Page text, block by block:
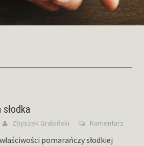
słodka
Zbyszek Grabiński Komentarz
pomarańczy słodkiej